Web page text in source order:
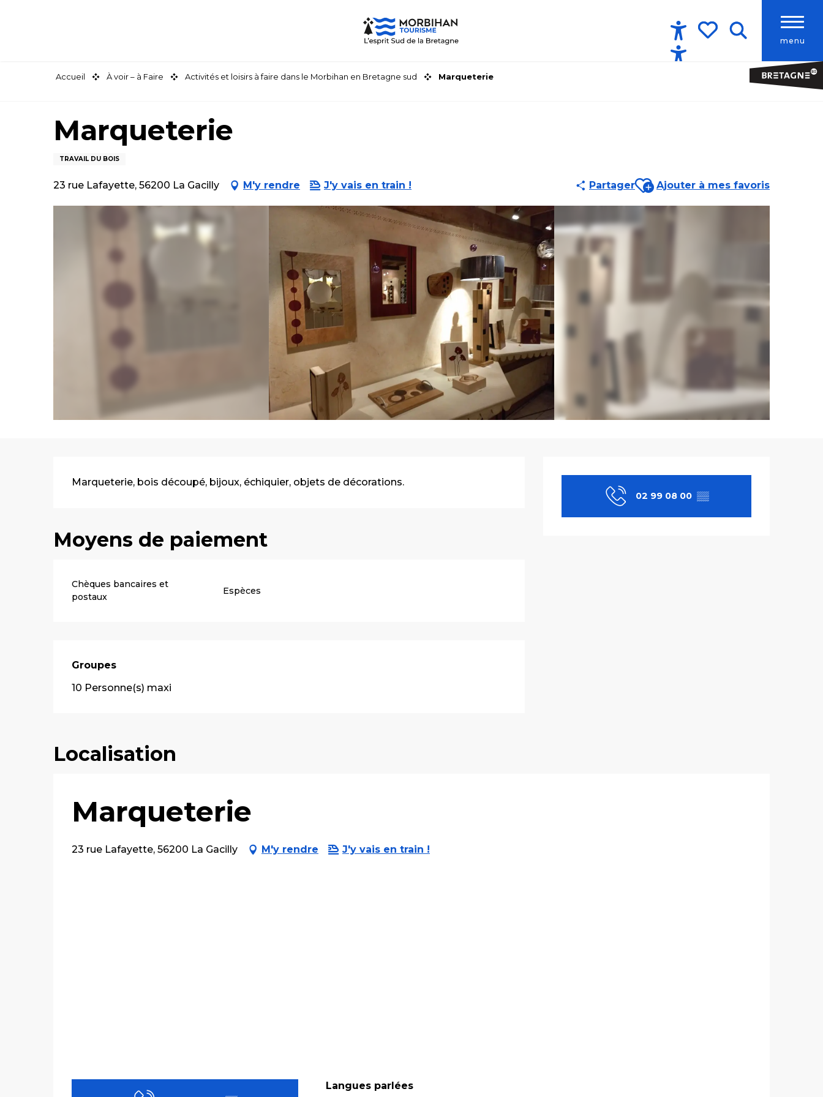
menu
Accessibilité
Accueil À voir – à Faire Activités et loisirs à faire dans le Morbihan en Bretagne sud Marqueterie
Marqueterie
TRAVAIL DU BOIS
23 rue Lafayette, 56200 La Gacilly M'y rendre J'y vais en train ! PartagerAjouter aux favoris
Ajouter à mes favoris
Ouverture et
02 99 08 00 ▒▒
Description
Marqueterie, bois découpé, bijoux, échiquier, objets de décorations.
Moyens de paiement
Chèques bancaires et
postaux
Espèces
Groupes
Groupes
10 Personne(s) maxi
Localisation
Marqueterie
23 rue Lafayette, 56200 La Gacilly M'y rendre J'y vais en train !
Langues parlées
Langues parlées